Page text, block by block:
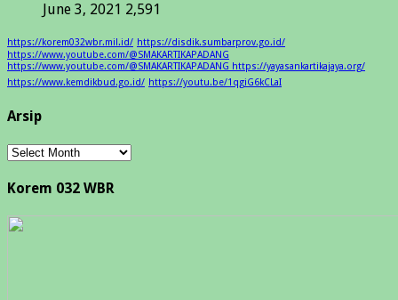
June 3, 2021 2,591
https://korem032wbr.mil.id/ https://disdik.sumbarprov.go.id/
https://www.youtube.com/@SMAKARTIKAPADANG
https://www.youtube.com/@SMAKARTIKAPADANG https://yayasankartikajaya.org/
https://www.kemdikbud.go.id/ https://youtu.be/1qgiG6kCLaI
Arsip
Arsip
Korem 032 WBR